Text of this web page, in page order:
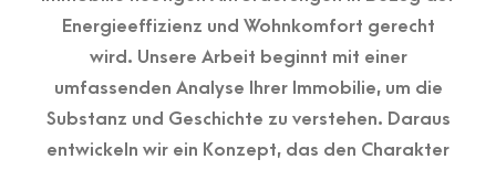
Energieeffizienz und Wohnkomfort gerecht
wird. Unsere Arbeit beginnt mit einer
umfassenden Analyse Ihrer Immobilie, um die
Substanz und Geschichte zu verstehen. Daraus
entwickeln wir ein Konzept, das den Charakter